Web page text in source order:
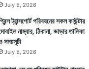
July 5, 2026
ট্রান্সপোর্ট পরিবহনের সকল কাউন্টার
নাম্বার, ঠিকানা, ভাড়ার তালিকা
সময়সূচী
July 5, 2026